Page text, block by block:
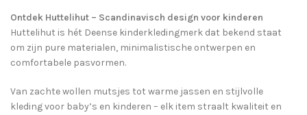
Ontdek Huttelihut – Scandinavisch design voor kinderen
Huttelihut is hét Deense kinderkledingmerk dat bekend staat
om zijn pure materialen, minimalistische ontwerpen en
comfortabele pasvormen.
Van zachte wollen mutsjes tot warme jassen en stijlvolle
kleding voor baby’s en kinderen – elk item straalt kwaliteit en